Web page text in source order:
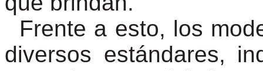
Frente a esto, los
diversos estándares,